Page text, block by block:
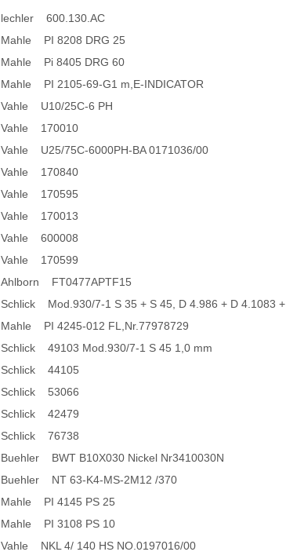
lechler 600.130.AC
Mahle PI 8208 DRG 25
Mahle Pi 8405 DRG 60
Mahle PI 2105-69-G1 m,E-INDICATOR
Vahle U10/25C-6 PH
Vahle 170010
Vahle U25/75C-6000PH-BA 0171036/00
Vahle 170840
Vahle 170595
Vahle 170013
Vahle 600008
Vahle 170599
Ahlborn FT0477APTF15
Schlick Mod.930/7-1 S 35 + S 45, D 4.986 + D 4.1083
Mahle PI 4245-012 FL,Nr.77978729
Schlick 49103 Mod.930/7-1 S 45 1,0 mm
Schlick 44105
Schlick 53066
Schlick 42479
Schlick 76738
Buehler BWT B10X030 Nickel Nr3410030N
Buehler NT 63-K4-MS-2M12 /370
Mahle PI 4145 PS 25
Mahle PI 3108 PS 10
Vahle NKL 4/ 140 HS NO.0197016/00